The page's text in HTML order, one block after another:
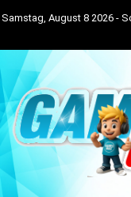
Samstag, August 8 2026 -